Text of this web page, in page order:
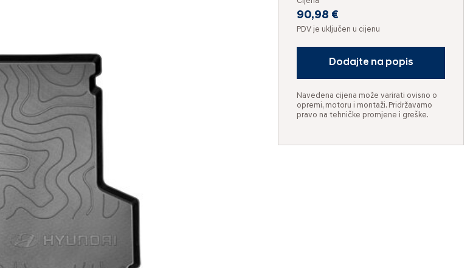
90,98 €
PDV je uključen u cijenu
Dodajte na popis
Navedena cijena može varirati ovisno o
opremi, motoru i montaži. Pridržavamo
pravo na tehničke promjene i greške.